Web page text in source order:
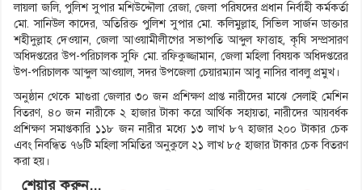
লায়লা জলি, পুলিশ সুপার মশিউদ্দৌলা রেজা, জেলা পরিষদের প্রধান নির্বাহী কর্মকর্তা
মো. সানিউল কাদের, অতিরিক্ত পুলিশ সুপার মো. কলিমুল্লাহ, সিভিল সার্জন ডাক্তার
শহীদুল্লাহ দেওয়ান, জেলা আওয়ামীলীগের সভাপতি আব্দুল ফাত্তাহ, কৃষি সম্প্রসারণ
অধিদপ্তরের উপ-পরিচালক সুফি মো. রফিকুজ্জামান, জেলা মহিলা বিষয়ক অধিদপ্তরের
উপ-পরিচালক আব্দুল আওয়াল, সদর উপজেলা চেয়ারম্যান আবু নাসির বাবলু প্রমুখ।
অনুষ্ঠান থেকে মাগুরা জেলার ৩০ জন প্রশিক্ষণ প্রাপ্ত নারীদের মাঝে সেলাই মেশিন
বিতরণ, ৪০ জন নারীকে ২ হাজার টাকা করে আর্থিক সহায়তা, নারীদের আয়বর্ধক
প্রশিক্ষণ সমাপ্তকারি ১১৮ জন নারীর মধ্যে ১৩ লাখ ৮৭ হাজার ২০০ টাকার চেক
এবং নিবন্ধিত ৭৬টি মহিলা সমিতির অনুকুলে ২১ লাখ ৮৫ হাজার টাকার চেক বিতরণ
করা হয়।
শেয়ার করুন...